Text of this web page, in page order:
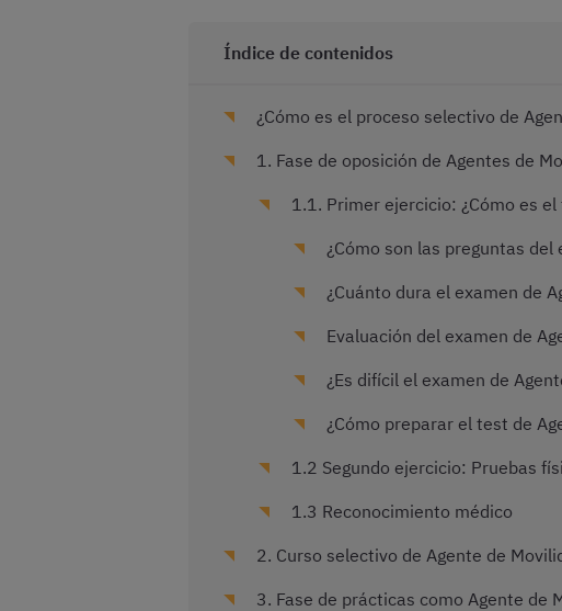
Índice de contenidos
¿Cómo es el proceso selectivo de
1. Fase de oposición de Agentes de
1.1. Primer ejercicio: ¿Cómo es
¿Cómo son las preguntas
¿Cuánto dura el examen de
Evaluación del examen de
¿Es difícil el examen de
¿Cómo preparar el test de
1.2 Segundo ejercicio: Pruebas
1.3 Reconocimiento médico
2. Curso selectivo de Agente de
3. Fase de prácticas como Agente de